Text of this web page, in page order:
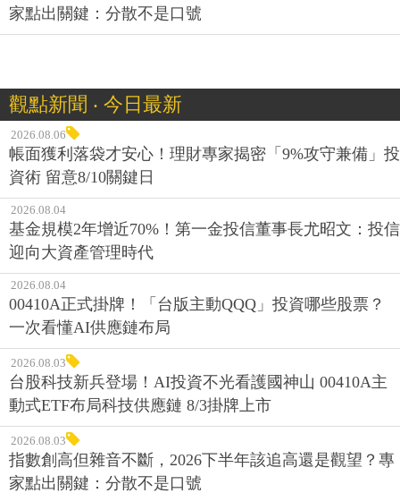
家點出關鍵：分散不是口號
觀點新聞 ‧ 今日最新
2026.08.06
帳面獲利落袋才安心！理財專家揭密「9%攻守兼備」投
資術 留意8/10關鍵日
2026.08.04
基金規模2年增近70%！第一金投信董事長尤昭文：投信
迎向大資產管理時代
2026.08.04
00410A正式掛牌！「台版主動QQQ」投資哪些股票？
一次看懂AI供應鏈布局
2026.08.03
台股科技新兵登場！AI投資不光看護國神山 00410A主
動式ETF布局科技供應鏈 8/3掛牌上市
2026.08.03
指數創高但雜音不斷，2026下半年該追高還是觀望？專
家點出關鍵：分散不是口號